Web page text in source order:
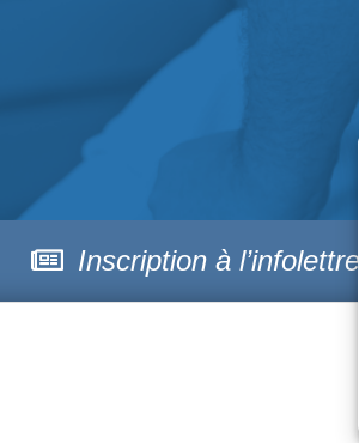
Inscription à l’infolettre